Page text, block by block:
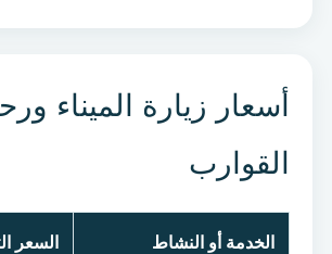
أسعار زيارة الميناء
القوارب
الخدمة أو النشاط السعر